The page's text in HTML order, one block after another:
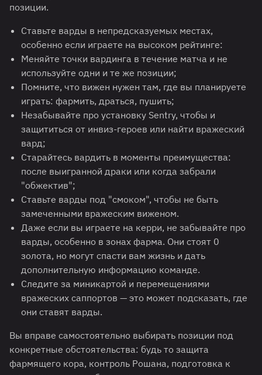
позиции.
Ставьте варды в непредсказуемых местах,
особенно если играете на высоком рейтинге:
Меняйте точки вардинга в течение матча и не
используйте одни и те же позиции;
Помните, что вижен нужен там, где вы планируете
играть: фармить, драться, пушить;
Незабывайте про установку Sentry, чтобы и
защититься от инвиз-героев или найти вражеский
вард;
Старайтесь вардить в моменты преимущества:
после выигранной драки или когда забрали
"обжектив";
Ставьте варды под "смоком", чтобы не быть
замеченными вражеским виженом.
Даже если вы играете на керри, не забывайте про
варды, особенно в зонах фарма. Они стоят 0
золота, но могут спасти вам жизнь и дать
дополнительную информацию команде.
Следите за миникартой и перемещениями
вражеских саппортов — это может подсказать, где
они ставят варды.
Вы вправе самостоятельно выбирать позиции под
конкретные обстоятельства: будь то защита
фармящего кора, контроль Рошана, подготовка к